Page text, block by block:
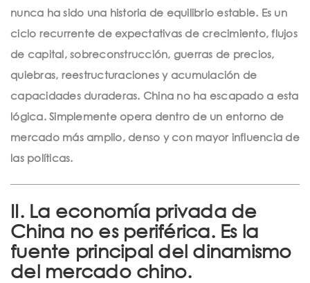
nunca ha sido una historia de equilibrio estable. Es un
ciclo recurrente de expectativas de crecimiento, flujos
de capital, sobreconstrucción, guerras de precios,
quiebras, reestructuraciones y acumulación de
capacidades duraderas. China no ha escapado a esta
lógica. Simplemente opera dentro de un entorno de
mercado más amplio, denso y con mayor influencia de
las políticas.
II. La economía privada de
China no es periférica. Es la
fuente principal del dinamismo
del mercado chino.